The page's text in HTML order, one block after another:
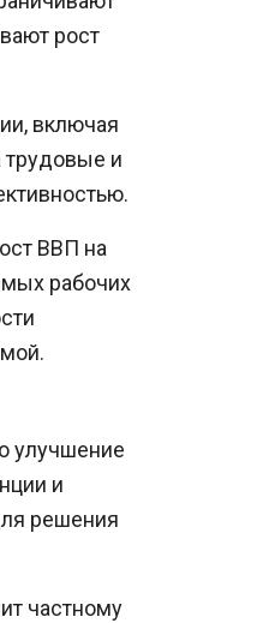
рост
включая
трудовые и
ВВП на
рабочих
улучшение
и
решения
частному